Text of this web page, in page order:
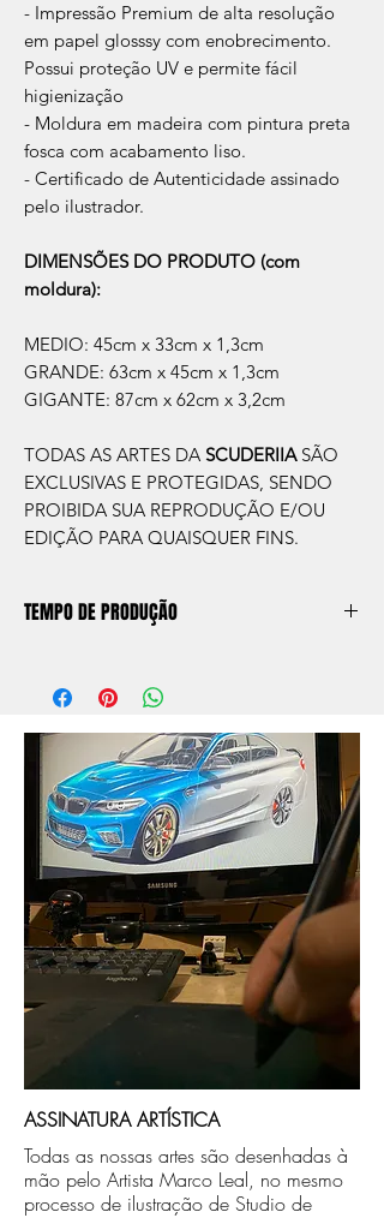
- Impressão Premium de alta resolução
em papel glosssy com enobrecimento.
Possui proteção UV e permite fácil
higienização
- Moldura em madeira com pintura preta
fosca com acabamento liso.
- Certificado de Autenticidade assinado
pelo ilustrador.
DIMENSÕES DO PRODUTO (com
moldura):
MEDIO: 45cm x 33cm x 1,3cm
GRANDE: 63cm x 45cm x 1,3cm
GIGANTE: 87cm x 62cm x 3,2cm
TODAS AS ARTES DA SCUDERIIA SÃO
EXCLUSIVAS E PROTEGIDAS, SENDO
PROIBIDA SUA REPRODUÇÃO E/OU
EDIÇÃO PARA QUAISQUER FINS.
TEMPO DE PRODUÇÃO
aprox. 5 dias úteis, após a confirmação de
compra.
Após a produçao, seguimos com o envio
no endereço que nos for informado na
compra ou disponibilizaremos para retirada
caso seja sua opção de compra.
ASSINATURA ARTÍSTICA
Todas as nossas artes são desenhadas à
mão pelo Artista Marco Leal, no mesmo
processo de ilustração de Studio de